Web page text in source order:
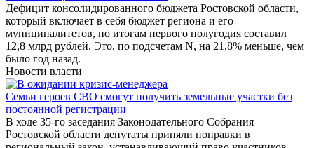
Дефицит консолидированного бюджета Ростовской области,
который включает в себя бюджет региона и его
муниципалитетов, по итогам первого полугодия составил
12,8 млрд рублей. Это, по подсчетам N, на 21,8% меньше, чем
было год назад.
Новости власти
Семьи героев СВО смогут получить земельные участки без
постоянной регистрации
В ходе 35-го заседания Законодательного Собрания
Ростовской области депутаты приняли поправки в